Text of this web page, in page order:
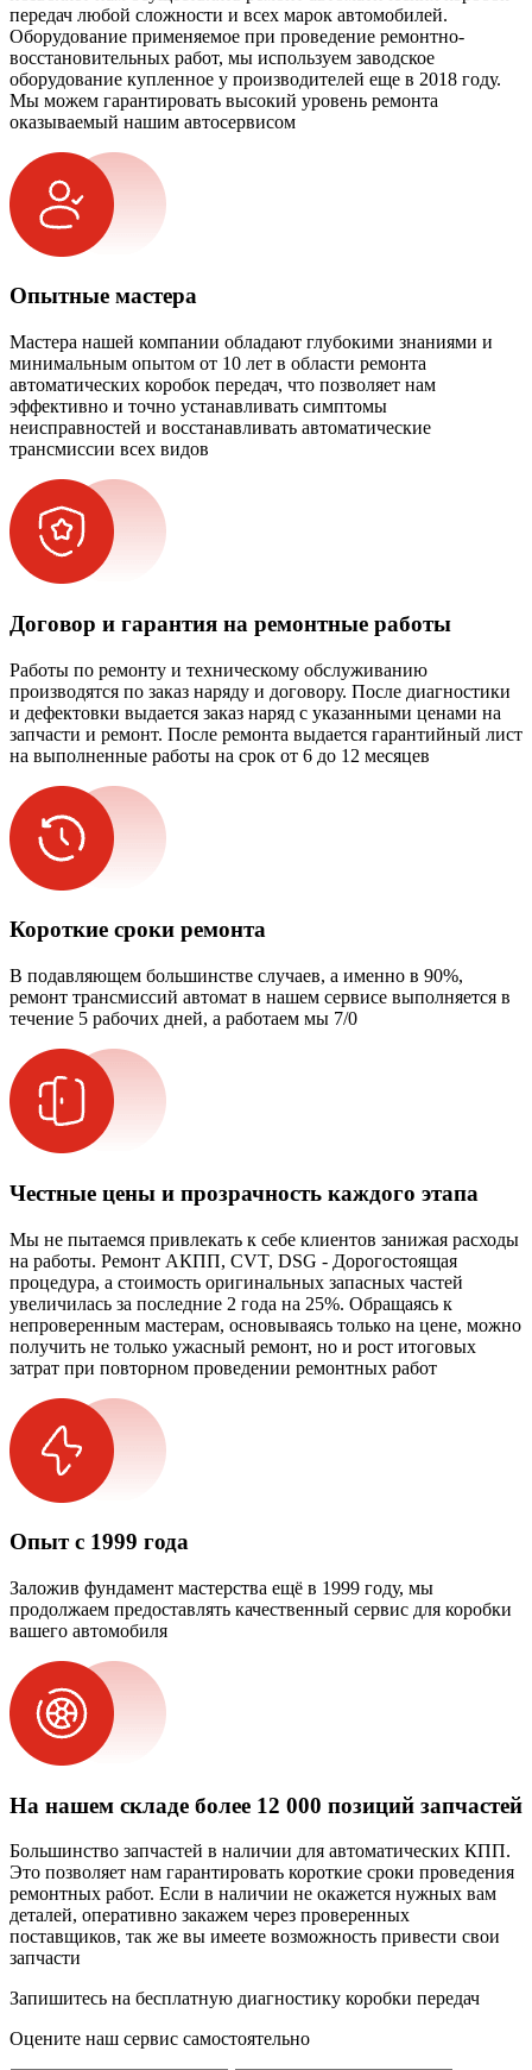
передач любой сложности и всех марок автомобилей.
Оборудование применяемое при проведение ремонтно-
восстановительных работ, мы используем заводское
оборудование купленное у производителей еще в 2018 году.
Мы можем гарантировать высокий уровень ремонта
оказываемый нашим автосервисом
Опытные мастера
Мастера нашей компании обладают глубокими знаниями и
минимальным опытом от 10 лет в области ремонта
автоматических коробок передач, что позволяет нам
эффективно и точно устанавливать симптомы
неисправностей и восстанавливать автоматические
трансмиссии всех видов
Договор и гарантия на ремонтные работы
Работы по ремонту и техническому обслуживанию
производятся по заказ наряду и договору. После диагностики
и дефектовки выдается заказ наряд с указанными ценами на
запчасти и ремонт. После ремонта выдается гарантийный лист
на выполненные работы на срок от 6 до 12 месяцев
Короткие сроки ремонта
В подавляющем большинстве случаев, а именно в 90%,
ремонт трансмиссий автомат в нашем сервисе выполняется в
течение 5 рабочих дней, а работаем мы 7/0
Честные цены и прозрачность каждого этапа
Мы не пытаемся привлекать к себе клиентов занижая расходы
на работы. Ремонт АКПП, CVT, DSG - Дорогостоящая
процедура, а стоимость оригинальных запасных частей
увеличилась за последние 2 года на 25%. Обращаясь к
непроверенным мастерам, основываясь только на цене, можно
получить не только ужасный ремонт, но и рост итоговых
затрат при повторном проведении ремонтных работ
Опыт с 1999 года
Заложив фундамент мастерства ещё в 1999 году, мы
продолжаем предоставлять качественный сервис для коробки
вашего автомобиля
На нашем складе более 12 000 позиций запчастей
Большинство запчастей в наличии для автоматических КПП.
Это позволяет нам гарантировать короткие сроки проведения
ремонтных работ. Если в наличии не окажется нужных вам
деталей, оперативно закажем через проверенных
поставщиков, так же вы имеете возможность привести свои
запчасти
Запишитесь на бесплатную диагностику коробки передач
Оцените наш сервис самостоятельно